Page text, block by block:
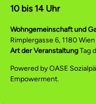
10 bis 14 Uhr
Wohngemeinschaft und
Rimplergasse 6, 1180 Wien
Art der VeranstaltungTag
Powered by OASE
Empowerment.